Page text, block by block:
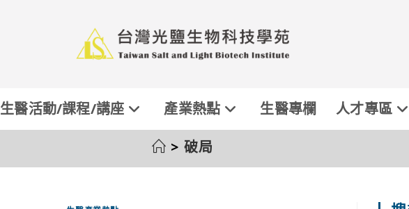
生醫活動/課程/講座 產業熱點 生醫專欄 人才專區
> 破局